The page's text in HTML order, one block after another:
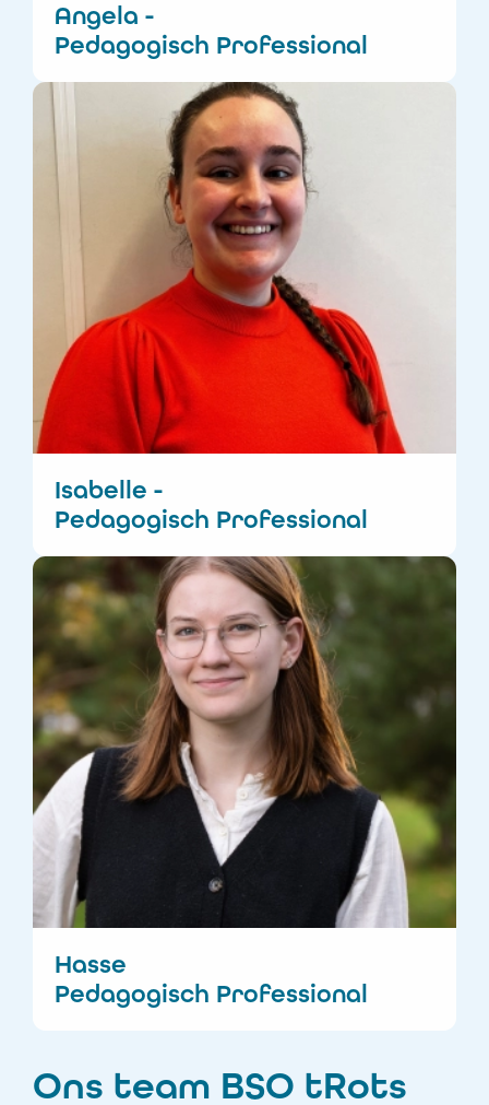
Angela -
Pedagogisch Professional
Isabelle -
Pedagogisch Professional
Hasse
Pedagogisch Professional
Ons team BSO tRots